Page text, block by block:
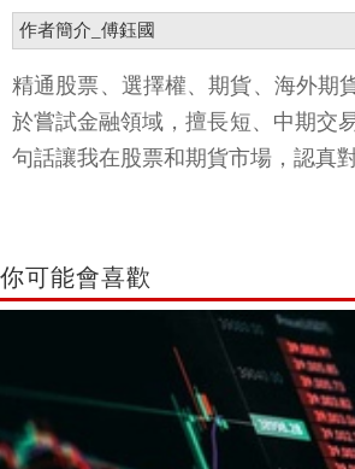
作者簡介_傅鈺國
精通股票、選擇權、期貨、海外期
於嘗試金融領域，擅長短、中期交
句話讓我在股票和期貨市場，認真
你可能會喜歡